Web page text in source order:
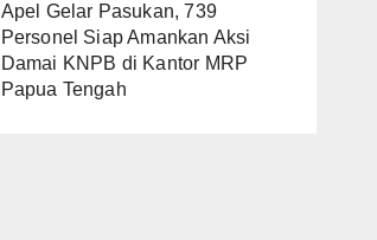
Apel Gelar Pasukan, 739
Personel Siap Amankan Aksi
Damai KNPB di Kantor MRP
Papua Tengah